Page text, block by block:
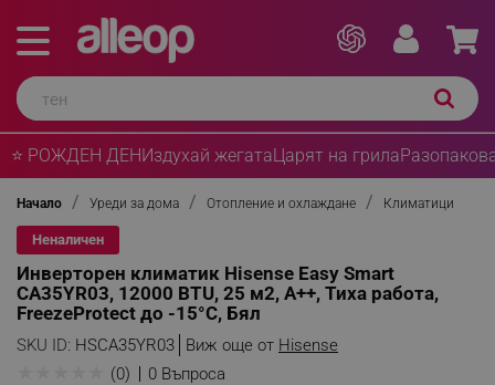
⭐ РОЖДЕН ДЕНИздухай жегатаЦарят на грила
Начало Уреди за дома Отопление и охлаждане Климатици
Неналичен
Инверторен климатик Hisense Easy Smart
CA35YR03, 12000 BTU, 25 м2, А++, Тиха работа,
FreezeProtect до -15°C, Бял
SKU ID: HSCA35YR03 Виж още от Hisense
(0) 0 Въпроса